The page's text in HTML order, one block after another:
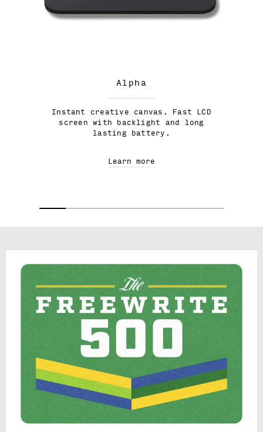
Alpha
Instant creative canvas. Fast LCD
screen with backlight and long
lasting battery.
Learn more